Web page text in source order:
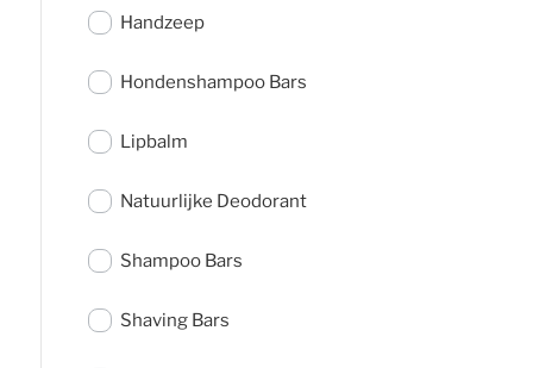
Handzeep
Hondenshampoo Bars
Lipbalm
Natuurlijke Deodorant
Shampoo Bars
Shaving Bars